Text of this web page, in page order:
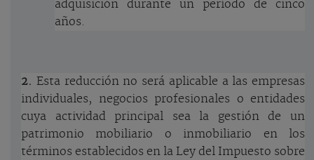
adquisición durante un período de cinco
años.
2. Esta reducción no será aplicable a las empresas
individuales, negocios profesionales o entidades
cuya actividad principal sea la gestión de un
patrimonio mobiliario o inmobiliario en los
términos establecidos en la Ley del Impuesto sobre